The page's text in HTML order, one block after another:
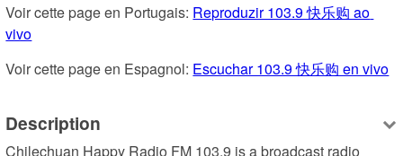
Voir cette page en Portugais: Reproduzir 103.9 快乐购 ao
vivo
Voir cette page en Espagnol: Escuchar 103.9 快乐购 en vivo
Description
Chilechuan Happy Radio FM 103.9 is a broadcast radio